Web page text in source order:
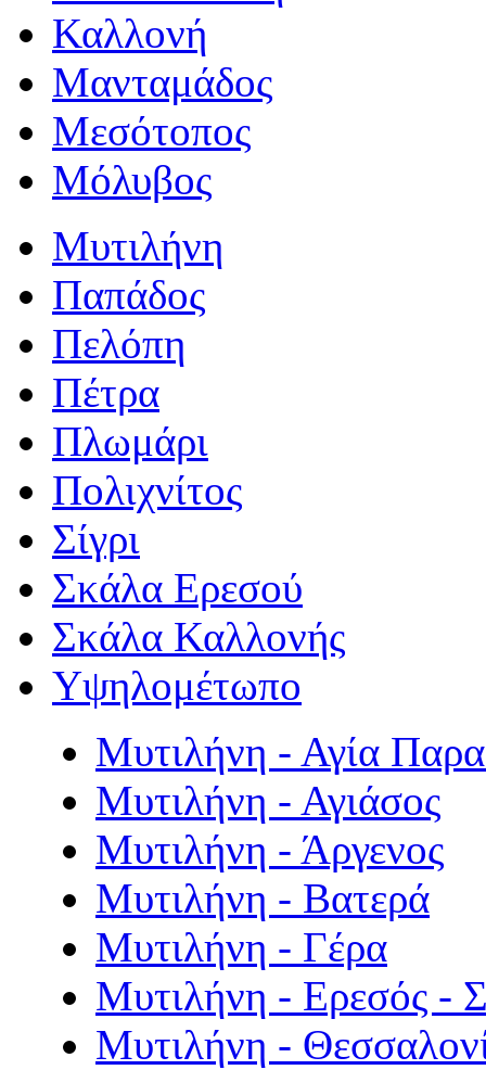
Καλλονή
Μανταμάδος
Μεσότοπος
Μόλυβος
Μυτιλήνη
Παπάδος
Πελόπη
Πέτρα
Πλωμάρι
Πολιχνίτος
Σίγρι
Σκάλα Ερεσού
Σκάλα Καλλονής
Υψηλομέτωπο
Μυτιλήνη - Αγία
Μυτιλήνη - Αγιάσος
Μυτιλήνη - Άργενος
Μυτιλήνη - Βατερά
Μυτιλήνη - Γέρα
Μυτιλήνη - Ερεσός -
Μυτιλήνη -